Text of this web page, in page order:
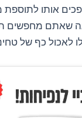
אותו לתוספת
שאתם מחפשים
לאכול כף של